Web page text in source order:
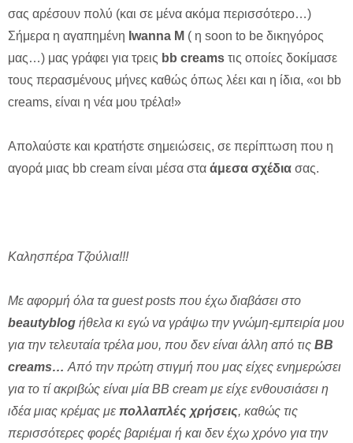
σας αρέσουν πολύ (και σε μένα ακόμα περισσότερο…)
Σήμερα η αγαπημένη Iwanna M ( η soon to be δικηγόρος
μας…) μας γράφει για τρεις bb creams τις οποίες δοκίμασε
τους περασμένους μήνες καθώς όπως λέει και η ίδια, «οι bb
creams, είναι η νέα μου τρέλα!»
Απολαύστε και κρατήστε σημειώσεις, σε περίπτωση που η
αγορά μιας bb cream είναι μέσα στα άμεσα σχέδια σας.
Καλησπέρα Τζούλια!!!
Με αφορμή όλα τα guest posts που έχω διαβάσει στο
beautyblog ήθελα κι εγώ να γράψω την γνώμη-εμπειρία μου
για την τελευταία τρέλα μου, που δεν είναι άλλη από τις BB
creams… Από την πρώτη στιγμή που μας είχες ενημερώσει
για το τί ακριβώς είναι μία BB cream με είχε ενθουσιάσει η
ιδέα μιας κρέμας με πολλαπλές χρήσεις, καθώς τις
περισσότερες φορές βαριέμαι ή και δεν έχω χρόνο για την